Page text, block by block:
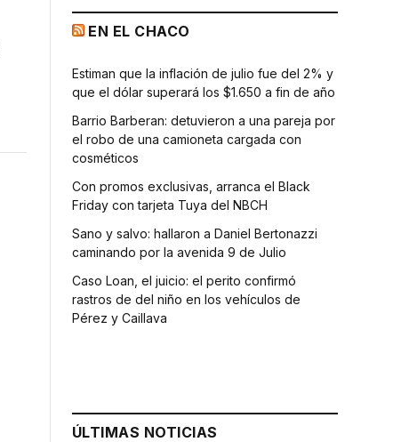
EN EL CHACO
Estiman que la inflación de julio fue del 2% y
que el dólar superará los $1.650 a fin de año
Barrio Barberan: detuvieron a una pareja por
el robo de una camioneta cargada con
cosméticos
Con promos exclusivas, arranca el Black
Friday con tarjeta Tuya del NBCH
Sano y salvo: hallaron a Daniel Bertonazzi
caminando por la avenida 9 de Julio
Caso Loan, el juicio: el perito confirmó
rastros de del niño en los vehículos de
Pérez y Caillava
ÚLTIMAS NOTICIAS